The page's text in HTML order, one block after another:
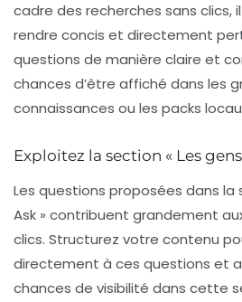
cadre des recherches sans clics,
rendre concis et directement
questions de manière claire et
chances d’être affiché dans les
connaissances ou les packs
Exploitez la section « Les
Les questions proposées dans la
Ask » contribuent grandement
clics. Structurez votre contenu
directement à ces questions et
chances de visibilité dans cette